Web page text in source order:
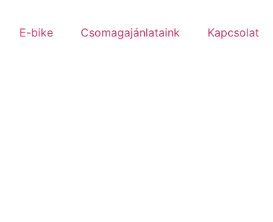
E-bike Csomagajánlataink Kapcsolat